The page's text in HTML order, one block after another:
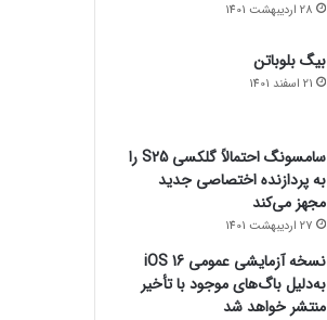
28 اردیبهشت 1401
بیگ بلوباتن
21 اسفند 1401
سامسونگ احتمالاً گلکسی S25 را
به پردازنده اختصاصی جدید
مجهز می‌کند
27 اردیبهشت 1401
نسخه آزمایشی عمومی iOS 16
به‌دلیل باگ‌های موجود با تأخیر
منتشر خواهد شد